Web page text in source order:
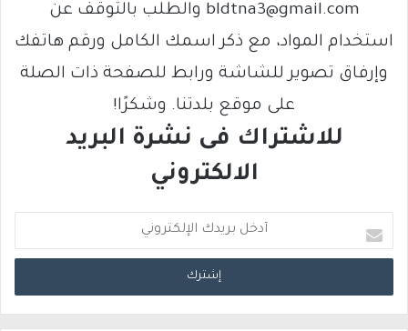
bldtna3@gmail.com والطلب بالتوقف عن
استخدام المواد، مع ذكر اسمك الكامل ورقم هاتفك
وإرفاق تصوير للشاشة ورابط للصفحة ذات الصلة
على موقع بلدتنا. وشكرًا!
للاشتراك فى نشرة البريد
الالكتروني
د
خ